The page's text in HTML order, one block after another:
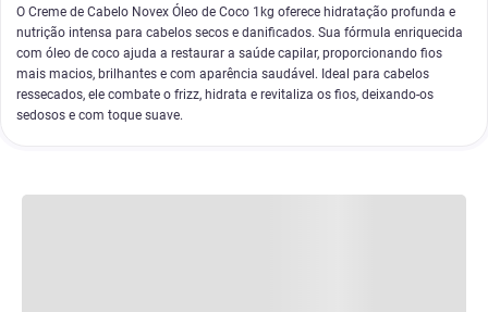
O Creme de Cabelo Novex Óleo de Coco 1kg oferece hidratação profunda e
nutrição intensa para cabelos secos e danificados. Sua fórmula enriquecida
com óleo de coco ajuda a restaurar a saúde capilar, proporcionando fios
mais macios, brilhantes e com aparência saudável. Ideal para cabelos
ressecados, ele combate o frizz, hidrata e revitaliza os fios, deixando-os
sedosos e com toque suave.